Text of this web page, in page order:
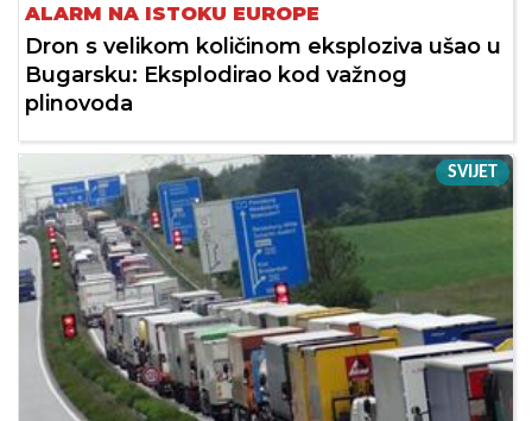
ALARM NA ISTOKU EUROPE
Dron s velikom količinom eksploziva ušao u
Bugarsku: Eksplodirao kod važnog
plinovoda
SVIJET